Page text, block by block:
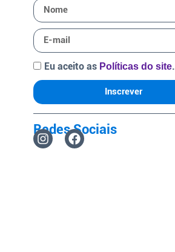
Eu aceito as Políticas do site.
Inscrever
Redes Sociais